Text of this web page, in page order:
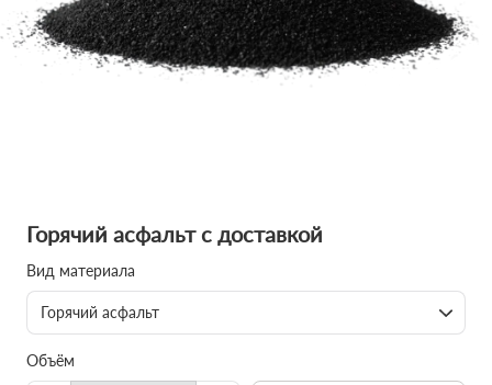
Горячий асфальт с доставкой
Вид материала
Горячий асфальт
Объём